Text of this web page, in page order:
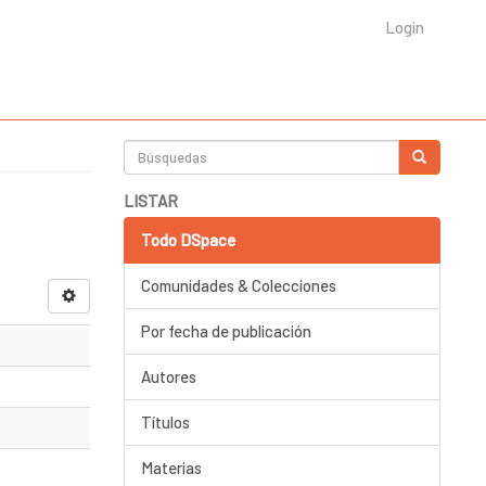
Login
LISTAR
Todo DSpace
Comunidades & Colecciones
Por fecha de publicación
Autores
Títulos
Materias